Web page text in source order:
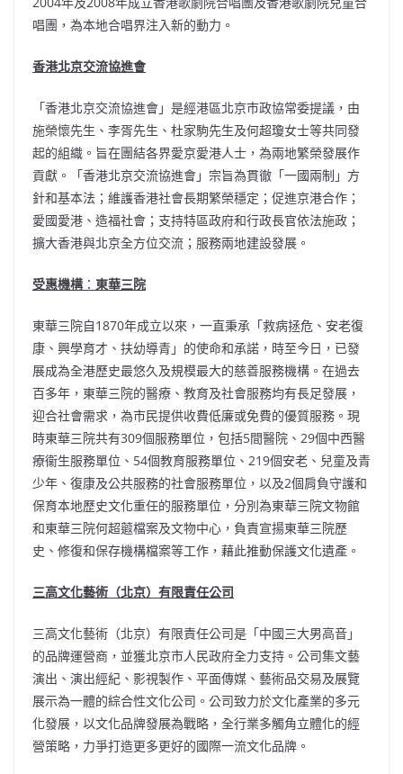
唱團，為本地合唱界注入新的動力。
香港北京交流協進會
「香港北京交流協進會」是經港區北京市政協常委提議，由
施榮懷先生、李胥先生、杜家駒先生及何超瓊女士等共同發
起的組織。旨在團結各界愛京愛港人士，為兩地繁榮發展作
貢獻。「香港北京交流協進會」宗旨為貫徹「一國兩制」方
針和基本法；維護香港社會長期繁榮穩定；促進京港合作；
愛國愛港、造福社會；支持特區政府和行政長官依法施政；
擴大香港與北京全方位交流；服務兩地建設發展。
受惠機構： 東華三院
東華三院自1870年成立以來，一直秉承「救病拯危、安老復
康、興學育才、扶幼導青」的使命和承諾，時至今日，已發
展成為全港歷史最悠久及規模最大的慈善服務機構。在過去
百多年，東華三院的醫療、教育及社會服務均有長足發展，
迎合社會需求，為市民提供收費低廉或免費的優質服務。現
時東華三院共有309個服務單位，包括5間醫院、29個中西醫
療衞生服務單位、54個教育服務單位、219個安老、兒童及青
少年、復康及公共服務的社會服務單位，以及2個肩負守護和
保育本地歷史文化重任的服務單位，分別為東華三院文物館
和東華三院何超蕸檔案及文物中心，負責宣揚東華三院歷
史、修復和保存機構檔案等工作，藉此推動保護文化遺產。
三高文化藝術（北京）有限責任公司
三高文化藝術（北京）有限責任公司是「中國三大男高音」
的品牌運營商，並獲北京市人民政府全力支持。公司集文藝
演出、演出經紀、影視製作、平面傳媒、藝術品交易及展覽
展示為一體的綜合性文化公司。公司致力於文化產業的多元
化發展，以文化品牌發展為戰略，全行業多觸角立體化的經
營策略，力爭打造更多更好的國際一流文化品牌。